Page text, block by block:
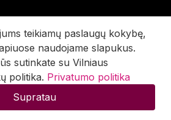
teikiamų paslaugų kokybę,
naudojame slapukus.
sutinkate su Vilniaus
politika. Privatumo politika
Supratau